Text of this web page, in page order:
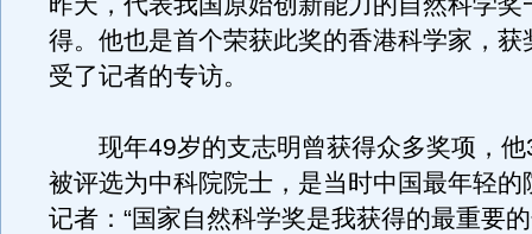
得。他也是首个荣获此奖的香港科学家，获
受了记者的专访。
现年49岁的支志明曾获得众多奖项，他
被评选为中科院院士，是当时中国最年轻的
记者：“国家自然科学奖是我获得的最重要